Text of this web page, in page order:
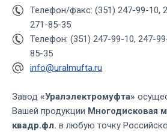
Телефон/факс: (351) 247-99-10,
271-85-35
Телефон: (351) 247-99-10, 247-
85-35
info@uralmufta.ru
Завод «Уралэлектромуфта»
Вашей продукции Многодисковая
квадр.фл. в любую точку